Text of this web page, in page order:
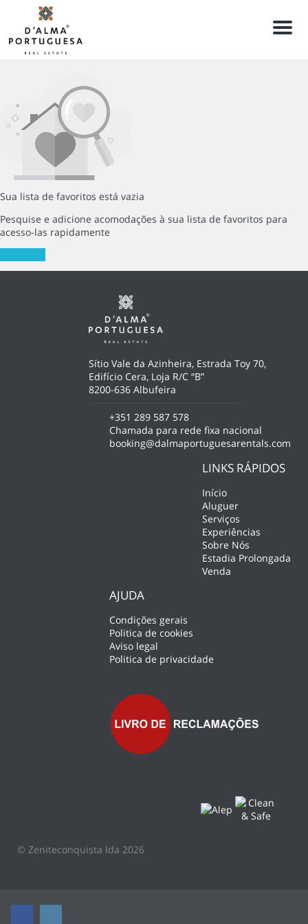
Menú
Sua lista de favoritos está vazia
Pesquise e adicione acomodações à sua lista de favoritos para
acesso-las rapidamente
Sítio Vale da Azinheira, Estrada Toy 70,
Edifício Cera, Loja R/C “B”
8200-636 Albufeira
+351 289 587 578
Chamada para rede fixa nacional
booking@dalmaportuguesarentals.com
LINKS RÁPIDOS
Início
Aluguer
Serviços
Experiências
Sobre Nós
Estadia Prolongada
Venda
AJUDA
Condições gerais
Politica de cookies
Aviso legal
Politica de privacidade
© Zeniteconquista lda 2026